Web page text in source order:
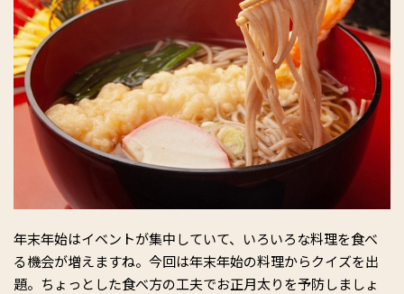
年末年始はイベントが集中していて、いろいろな料理を食べ
る機会が増えますね。今回は年末年始の料理からクイズを出
題。ちょっとした食べ方の工夫でお正月太りを予防しましょ